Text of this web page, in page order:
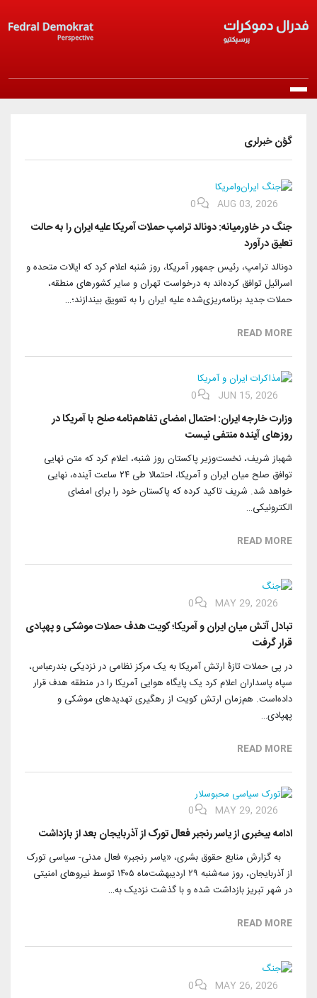
حاقیمیزدا
پارتی‌ایله تانیشلیک
مانیفست
نظامنامه
اخلاق پرینسیپلر‌ی
سوسیال مدیا
شعبه لر و تمثیلچیلر
مرکزی شورا
بیانیه‌ها
راپورتلار
مقاله‌لر و باخیشلار
ویدئو‌ها
دانلود
خبرلر
گؤن خبرلری
پارتیایا قوشولما
گؤن خبرلری
AUG 03, 2026
0
جنگ در خاورمیانه: دونالد ترامپ حملات آمریکا علیه ایران را به حالت
تعلیق درآورد
دونالد ترامپ، رئیس جمهور آمریکا، روز شنبه اعلام کرد که ایالات متحده و
اسرائیل توافق کرده‌اند به درخواست تهران و سایر کشورهای منطقه،
حملات جدید برنامه‌ریزی‌شده علیه ایران را به تعویق بیندازند؛…
READ MORE
JUN 15, 2026
0
وزارت خارجه ایران: احتمال امضای تفاهم‌نامه صلح با آمریکا در
روزهای آینده منتفی نیست
شهباز شریف، نخست‌وزیر پاکستان روز شنبه، اعلام کرد که متن نهایی
توافق صلح میان ایران و آمریکا، احتمالا طی ۲۴ ساعت آینده، نهایی
خواهد شد. شریف تاکید کرده که پاکستان خود را برای امضای
الکترونیکی…
READ MORE
MAY 29, 2026
0
تبادل آتش میان ایران و آمریکا؛ کویت هدف حملات موشکی و پهپادی
قرار گرفت
در پی حملات تازۀ ارتش آمریکا به یک مرکز نظامی در نزدیکی بندرعباس،
سپاه پاسداران اعلام کرد یک پایگاه هوایی آمریکا را در منطقه هدف قرار
داده‌است. هم‌زمان ارتش کویت از رهگیری تهدیدهای موشکی و
پهپادی…
READ MORE
MAY 29, 2026
0
ادامه بیخبری از یاسر رنجبر فعال تورک از آذربایجان بعد از بازداشت
⁨ به گزارش منابع حقوق بشری، «یاسر رنجبر» فعال مدنی- سیاسی تورک
از آذربایجان، روز سه‌شنبه ۲۹ اردیبهشت‌ماه ۱۴۰۵ توسط نیروهای امنیتی
در شهر تبریز بازداشت شده و با گذشت نزدیک به…
READ MORE
MAY 26, 2026
0